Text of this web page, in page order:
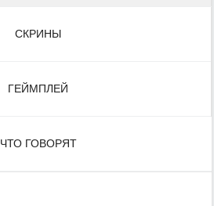
СКРИНЫ
ГЕЙМПЛЕЙ
ЧТО ГОВОРЯТ